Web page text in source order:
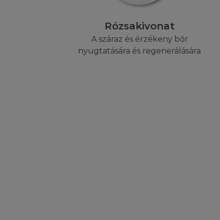
Rózsakivonat
A száraz és érzékeny bőr
nyugtatására és regenerálására
LIMITÁLT
Ön tisztában van
használja. Ha Ön
a Honlap
károkért, bevétel
sérelem
lehetőségéről. A
A Honlap nem